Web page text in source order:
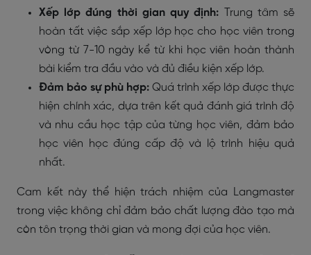
Xếp lớp đúng thời gian quy định: Trung tâm sẽ
hoàn tất việc sắp xếp lớp học cho học viên trong
vòng từ 7-10 ngày kể từ khi học viên hoàn thành
bài kiểm tra đầu vào và đủ điều kiện xếp lớp.
Đảm bảo sự phù hợp: Quá trình xếp lớp được thực
hiện chính xác, dựa trên kết quả đánh giá trình độ
và nhu cầu học tập của từng học viên, đảm bảo
học viên học đúng cấp độ và lộ trình hiệu quả
nhất.
Cam kết này thể hiện trách nhiệm của Langmaster
trong việc không chỉ đảm bảo chất lượng đào tạo mà
còn tôn trọng thời gian và mong đợi của học viên.